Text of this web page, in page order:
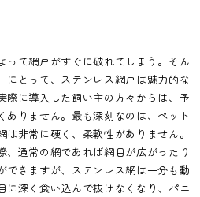
って網戸がすぐに破れてしまう。そん
にとって、ステンレス網戸は魅力的な
際に導入した飼い主の方々からは、予
ありません。最も深刻なのは、ペット
非常に硬く、柔軟性がありません。
、通常の網であれば網目が広がったり
できますが、ステンレス網は一分も動
に深く食い込んで抜けなくなり、パニ